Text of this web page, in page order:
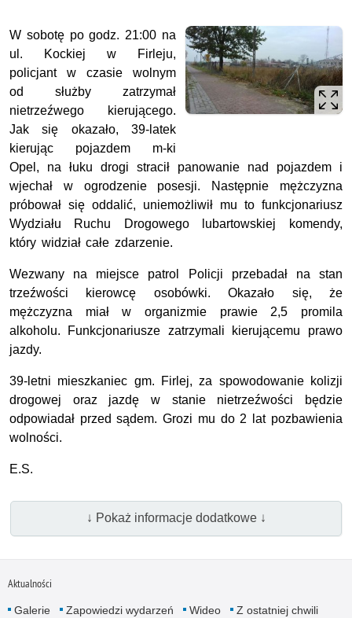
W sobotę po godz. 21:00 na
ul. Kockiej w Firleju,
policjant w czasie wolnym
od służby zatrzymał
nietrzeźwego kierującego.
Jak się okazało, 39-latek
kierując pojazdem m-ki
Opel, na łuku drogi stracił panowanie nad pojazdem i
wjechał w ogrodzenie posesji. Następnie mężczyzna
próbował się oddalić, uniemożliwił mu to funkcjonariusz
Wydziału Ruchu Drogowego lubartowskiej komendy,
który widział całe zdarzenie.
Wezwany na miejsce patrol Policji przebadał na stan
trzeźwości kierowcę osobówki. Okazało się, że
mężczyzna miał w organizmie prawie 2,5 promila
alkoholu. Funkcjonariusze zatrzymali kierującemu prawo
jazdy.
39-letni mieszkaniec gm. Firlej, za spowodowanie kolizji
drogowej oraz jazdę w stanie nietrzeźwości będzie
odpowiadał przed sądem. Grozi mu do 2 lat pozbawienia
wolności.
E.S.
↓ Pokaż informacje dodatkowe ↓
Aktualności
Galerie Zapowiedzi wydarzeń Wideo
Z ostatniej chwili